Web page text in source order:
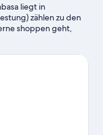
liegt in
zählen zu den
shoppen geht,
Ebenfalls einen